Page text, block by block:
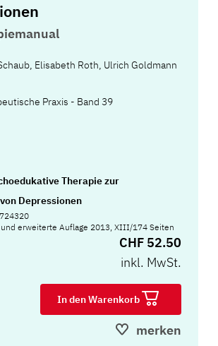
, Elisabeth Roth, Ulrich Goldmann
Praxis - Band 39
Therapie zur
Depressionen
erweiterte Auflage 2013, XIII/174 Seiten
CHF 52.50
inkl. MwSt.
In den Warenkorb
merken